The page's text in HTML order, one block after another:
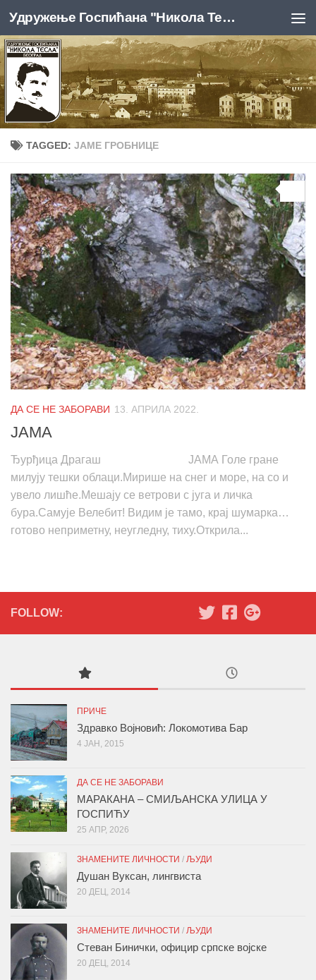
Skip to content Удружење Госпићана "Никола Тесла", Београд
TAGGED: ЈАМЕ ГРОБНИЦЕ
ДА СЕ НЕ ЗАБОРАВИ 13. АПРИЛА 2022.
ЈАМА
Ђурђица Драгаш ЈАМА Голе гране
милују тешки облаци.Мирише на снег и море, на со и
увело лишће.Мешају се ветрови с југа и личка
бура.Самује Велебит! Видим је тамо, крај шумарка…
готово неприметну, неугледну, тиху.Открила...
FOLLOW:
ПРИЧЕ
Здравко Војновић: Локомотива Бар
4 ЈАН, 2015
ДА СЕ НЕ ЗАБОРАВИ
МАРАКАНА – СМИЉАНСКА УЛИЦА У
ГОСПИЋУ
25 АПР, 2026
ЗНАМЕНИТЕ ЛИЧНОСТИ / ЉУДИ
Душан Вуксан, лингвиста
20 ДЕЦ, 2014
ЗНАМЕНИТЕ ЛИЧНОСТИ / ЉУДИ
Стеван Бинички, официр српске војске
20 ДЕЦ, 2014